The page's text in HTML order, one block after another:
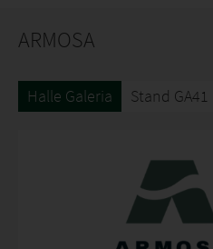
ARMOSA
Halle Galeria Stand GA41